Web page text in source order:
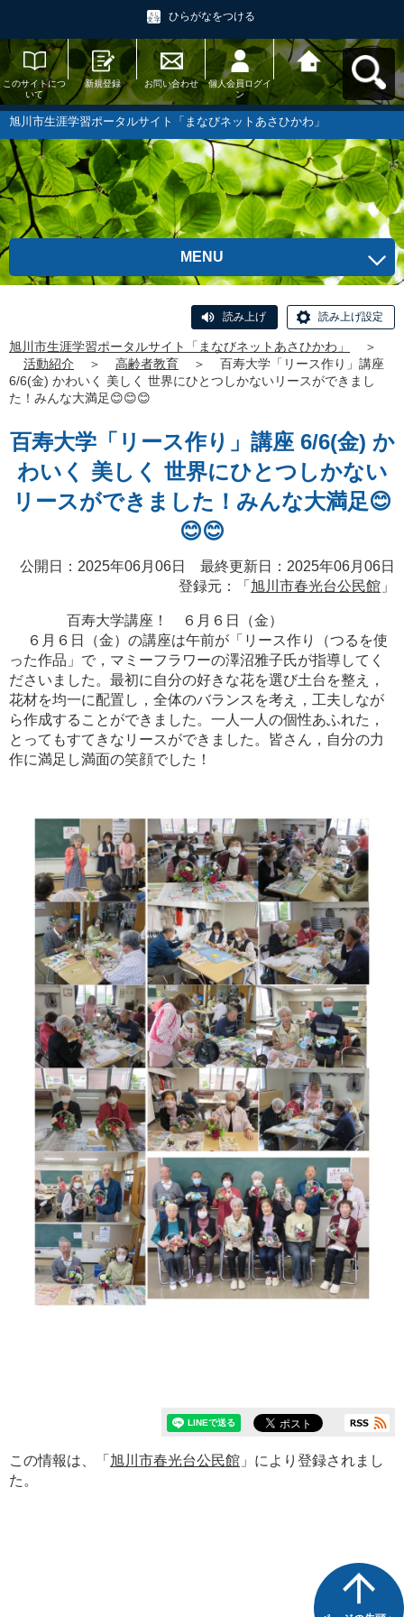
ひらがなをつける
このサイトにつ
いて
新規登録 お問い合わせ
個人会員ログイ
ン
旭川市生涯学習
ポータルサイト
「まなびネット
あさひかわ」へ
戻る
旭川市生涯学習ポータルサイト「まなびネットあさひかわ」
MENU
読み上げ 読み上げ設定
旭川市生涯学習ポータルサイト「まなびネットあさひかわ」
＞
活動紹介
＞ 高齢者教育 ＞
百寿大学「リース作り」講座
6/6(金) かわいく 美しく 世界にひとつしかないリースができまし
た！みんな大満足😊😊😊
百寿大学「リース作り」講座 6/6(金) か
わいく 美しく 世界にひとつしかない
リースができました！みんな大満足😊
😊😊
公開日：2025年06月06日 最終更新日：2025年06月06日
登録元：「 旭川市春光台公民館 」
百寿大学講座！ ６月６日（金）
６月６日（金）の講座は午前が「リース作り（つるを使
った作品」で，マミーフラワーの澤沼雅子氏が指導してく
ださいました。最初に自分の好きな花を選び土台を整え，
花材を均一に配置し，全体のバランスを考え，工夫しなが
ら作成することができました。一人一人の個性あふれた，
とってもすてきなリースができました。皆さん，自分の力
作に満足し満面の笑顔でした！
この情報は、「 旭川市春光台公民館 」により登録されまし
た。